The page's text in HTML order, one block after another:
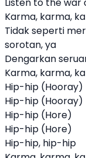
Karma, karma,
Tidak seperti
sorotan, ya
Dengarkan
Karma, karma,
Hip-hip (Hooray)
Hip-hip (Hooray)
Hip-hip (Hore)
Hip-hip (Hore)
Hip-hip, hip-hip